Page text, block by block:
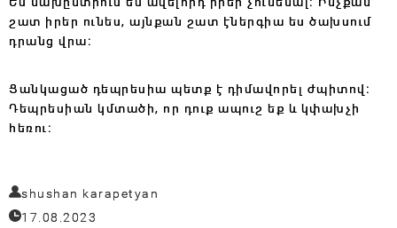
շատ իրեր ունես, այնքան շատ էներգիա ես ծախսում
դրանց վրա։
Ցանկացած դեպրեսիա պետք է դիմավորել ժպիտով։
Դեպրեսիան կմտածի, որ դուք ապուշ եք և կփախչի
հեռու։
shushan karapetyan
17.08.2023